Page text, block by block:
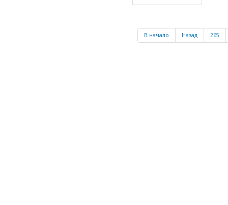
В начало Назад 265